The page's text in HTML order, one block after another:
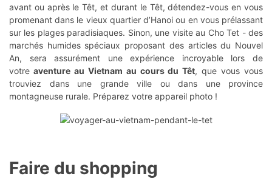
avant ou après le Têt, et durant le Têt, détendez-vous en vous
promenant dans le vieux quartier d’Hanoi ou en vous prélassant
sur les plages paradisiaques. Sinon, une visite au Cho Tet - des
marchés humides spéciaux proposant des articles du Nouvel
An, sera assurément une expérience incroyable lors de
votre aventure au Vietnam au cours du Têt, que vous vous
trouviez dans une grande ville ou dans une province
montagneuse rurale. Préparez votre appareil photo !
Faire du shopping